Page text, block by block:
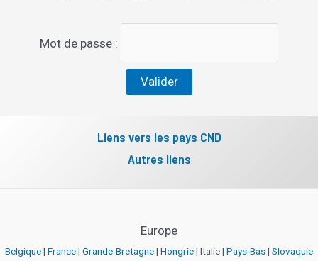
Mot de passe :
Liens vers les pays CND
Autres liens
Europe
Belgique| France| Grande-Bretagne| Hongrie| Italie | Pays-Bas| Slovaquie